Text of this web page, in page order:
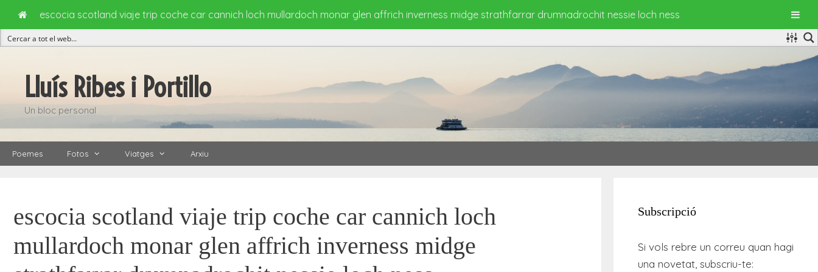
Lluís Ribes i Portillo
Un bloc personal
Poemes Fotos Viatges Arxiu
escocia scotland viaje trip coche car cannich loch
mullardoch monar glen affrich inverness midge
Subscripció
Si vols rebre un correu quan hagi
una novetat, subscriu-te:
escocia scotland viaje trip coche car cannich loch mullardoch monar glen affrich inverness midge strathfarrar drumnadrochit nessie loch ness